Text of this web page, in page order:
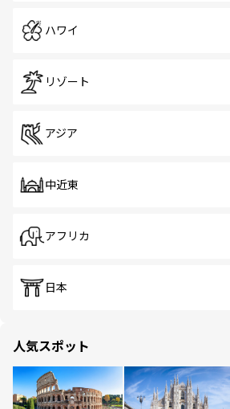
ハワイ
リゾート
アジア
中近東
アフリカ
日本
人気スポット